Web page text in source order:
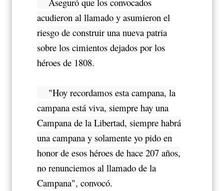
acudieron al llamado y asumieron el
riesgo de construir una nueva patria
sobre los cimientos dejados por los
héroes de 1808.
"Hoy recordamos esta campana, la
campana está viva, siempre hay una
Campana de la Libertad, siempre habrá
una campana y solamente yo pido en
honor de esos héroes de hace 207 años,
no renunciemos al llamado de la
Campana", convocó.